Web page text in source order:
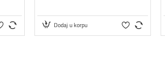
Dodaj u korpu